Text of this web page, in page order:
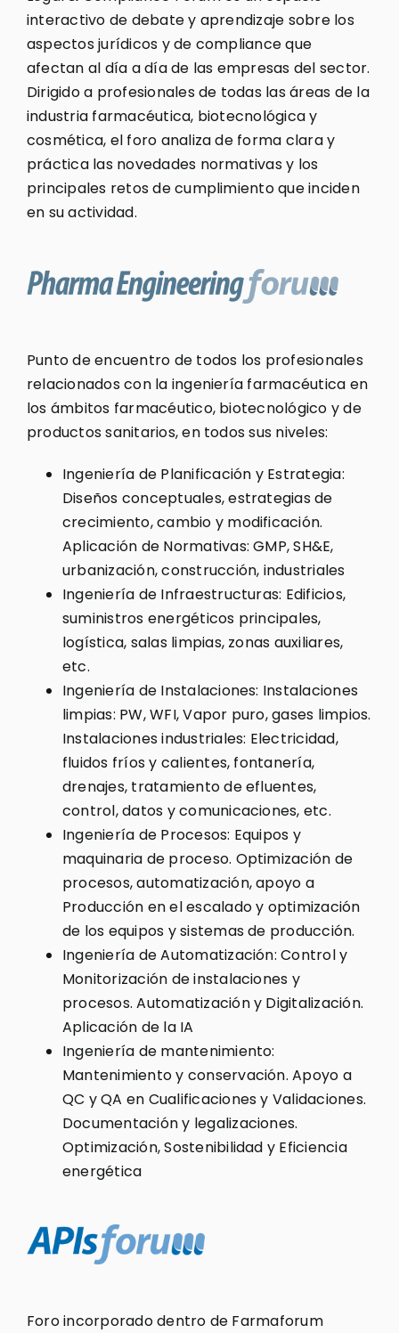
interactivo de debate y aprendizaje sobre los
aspectos jurídicos y de compliance que
afectan al día a día de las empresas del sector.
Dirigido a profesionales de todas las áreas de la
industria farmacéutica, biotecnológica y
cosmética, el foro analiza de forma clara y
práctica las novedades normativas y los
principales retos de cumplimiento que inciden
en su actividad.
Punto de encuentro de todos los profesionales
relacionados con la ingeniería farmacéutica en
los ámbitos farmacéutico, biotecnológico y de
productos sanitarios, en todos sus niveles:
Ingeniería de Planificación y Estrategia:
Diseños conceptuales, estrategias de
crecimiento, cambio y modificación.
Aplicación de Normativas: GMP, SH&E,
urbanización, construcción, industriales
Ingeniería de Infraestructuras: Edificios,
suministros energéticos principales,
logística, salas limpias, zonas auxiliares,
etc.
Ingeniería de Instalaciones: Instalaciones
limpias: PW, WFI, Vapor puro, gases limpios.
Instalaciones industriales: Electricidad,
fluidos fríos y calientes, fontanería,
drenajes, tratamiento de efluentes,
control, datos y comunicaciones, etc.
Ingeniería de Procesos: Equipos y
maquinaria de proceso. Optimización de
procesos, automatización, apoyo a
Producción en el escalado y optimización
de los equipos y sistemas de producción.
Ingeniería de Automatización: Control y
Monitorización de instalaciones y
procesos. Automatización y Digitalización.
Aplicación de la IA
Ingeniería de mantenimiento:
Mantenimiento y conservación. Apoyo a
QC y QA en Cualificaciones y Validaciones.
Documentación y legalizaciones.
Optimización, Sostenibilidad y Eficiencia
energética
Foro incorporado dentro de Farmaforum